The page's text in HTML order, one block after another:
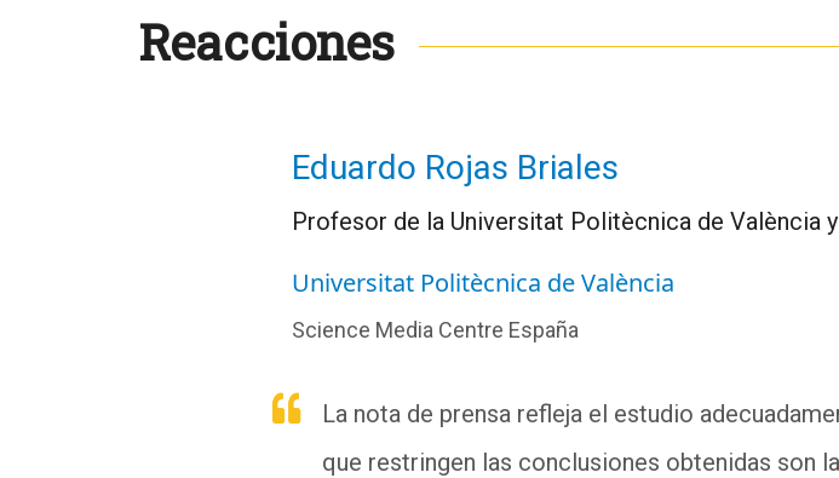
Reacciones
Eduardo Rojas Briales
Profesor de la Universitat Politècnica de València
Universitat Politècnica de València
Science Media Centre España
La nota de prensa refleja el estudio
que restringen las conclusiones obtenidas son